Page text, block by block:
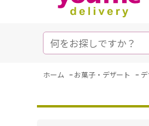
ホーム - お菓子・デザート -